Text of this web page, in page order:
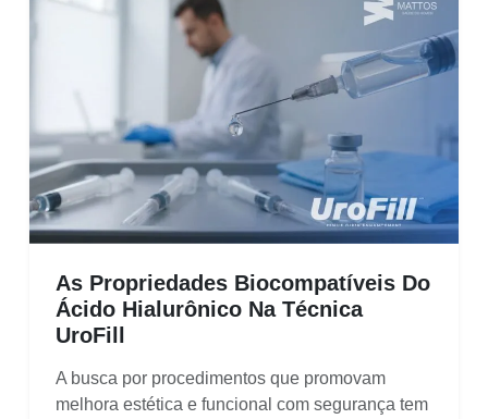
As Propriedades Biocompatíveis Do
Ácido Hialurônico Na Técnica
UroFill
A busca por procedimentos que promovam
melhora estética e funcional com segurança tem